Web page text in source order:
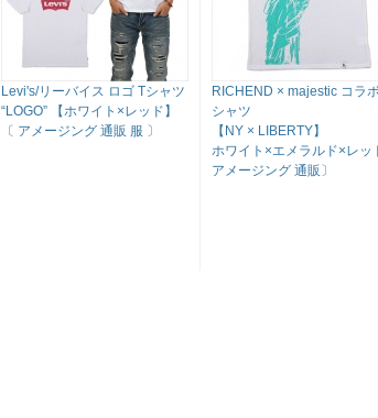
Levi's/リーバイス ロゴ Tシャツ
“LOGO” 【ホワイト×レッド】
〔 アメージング 通販 服 〕
RICHEND × majestic コラ
シャツ
【NY × LIBERTY】
ホワイト×エメラルド×レッ
アメージング 通販〕